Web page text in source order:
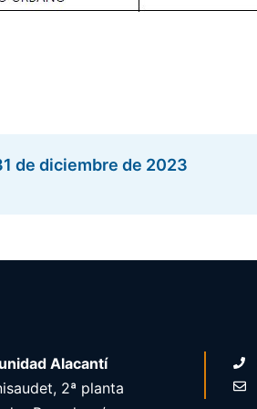
de diciembre de 2023
Alacantí
2ª planta